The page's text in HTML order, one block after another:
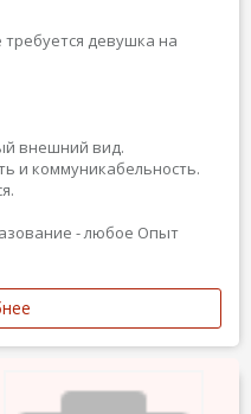
девушка на
внешний вид.
и коммуникабельность.
- любое Опыт